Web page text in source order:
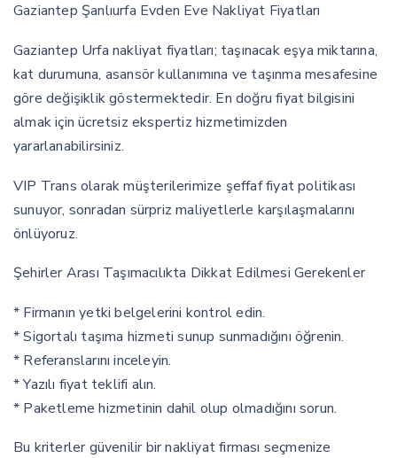
Gaziantep Şanlıurfa Evden Eve Nakliyat Fiyatları
Gaziantep Urfa nakliyat fiyatları; taşınacak eşya miktarına,
kat durumuna, asansör kullanımına ve taşınma mesafesine
göre değişiklik göstermektedir. En doğru fiyat bilgisini
almak için ücretsiz ekspertiz hizmetimizden
yararlanabilirsiniz.
VIP Trans olarak müşterilerimize şeffaf fiyat politikası
sunuyor, sonradan sürpriz maliyetlerle karşılaşmalarını
önlüyoruz.
Şehirler Arası Taşımacılıkta Dikkat Edilmesi Gerekenler
* Firmanın yetki belgelerini kontrol edin.
* Sigortalı taşıma hizmeti sunup sunmadığını öğrenin.
* Referanslarını inceleyin.
* Yazılı fiyat teklifi alın.
* Paketleme hizmetinin dahil olup olmadığını sorun.
Bu kriterler güvenilir bir nakliyat firması seçmenize